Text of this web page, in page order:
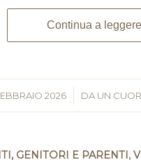
Continua a leggere
2026
/ DA UN
GENITORI E PARENTI,